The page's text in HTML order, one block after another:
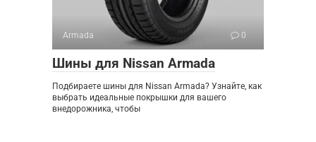
Armada 0
Шины для Nissan Armada
Подбираете шины для Nissan Armada? Узнайте, как
выбрать идеальные покрышки для вашего
внедорожника, чтобы